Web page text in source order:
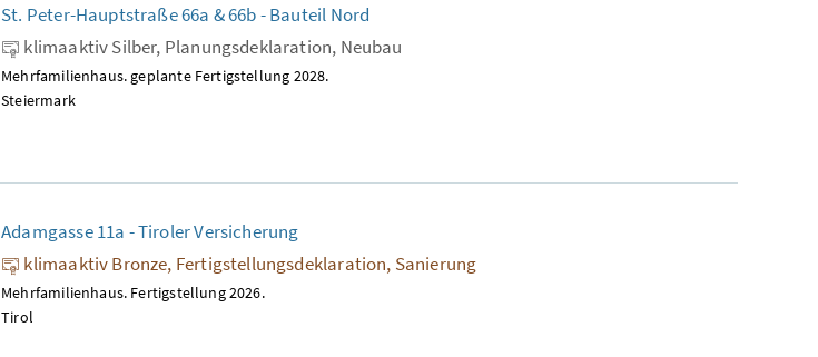
St. Peter-Hauptstraße 66a & 66b - Bauteil Nord
klimaaktiv Silber, Planungsdeklaration, Neubau
Mehrfamilienhaus. geplante Fertigstellung 2028.
Steiermark
Adamgasse 11a - Tiroler Versicherung
klimaaktiv Bronze, Fertigstellungsdeklaration, Sanierung
Mehrfamilienhaus. Fertigstellung 2026.
Tirol